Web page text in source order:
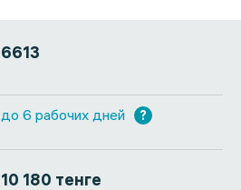
6613
до 6 рабочих дней ?
10 180 тенге